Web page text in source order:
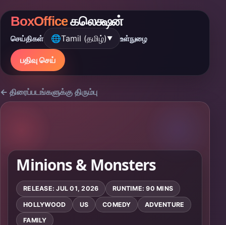
BoxOfficeகலெக்ஷன்
செய்திகள் 🌐Tamil (தமிழ்)▼ உள்நுழை
பதிவு செய்
← திரைப்படங்களுக்கு திரும்பு
Minions & Monsters
RELEASE: JUL 01, 2026 RUNTIME: 90 MINS
HOLLYWOOD US COMEDY ADVENTURE
FAMILY